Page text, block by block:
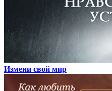
Измени свой мир